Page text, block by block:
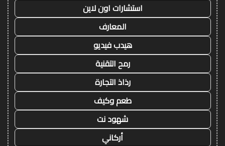
استشارات اون لاين
المعارف
هيدب فيديو
رمح التقنية
رذاذ التجارة
طعم وكيف
شهود نت
أركاني